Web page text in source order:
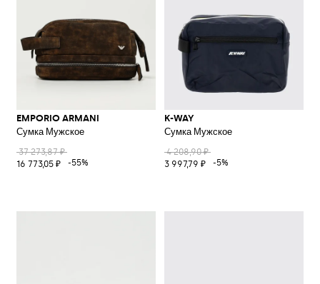
EMPORIO ARMANI
Сумка Мужское
37 273,87 ₽
16 773,05 ₽
-55%
K-WAY
Сумка Мужское
4 208,90 ₽
3 997,79 ₽
-5%